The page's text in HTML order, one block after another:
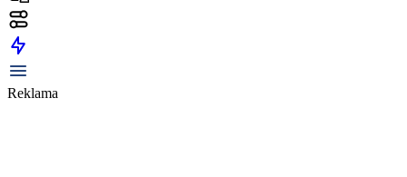
Reklama